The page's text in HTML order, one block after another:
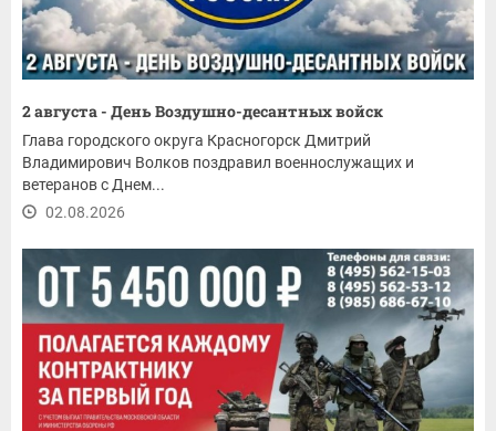
2 августа - День Воздушно-десантных войск
Глава городского округа Красногорск Дмитрий
Владимирович Волков поздравил военнослужащих и
ветеранов с Днем...
02.08.2026